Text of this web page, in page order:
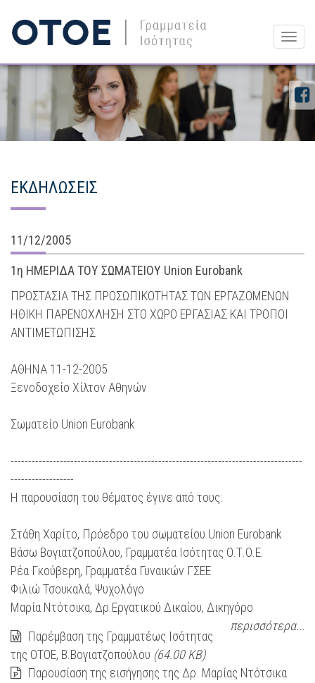
ΕΚΔΗΛΩΣΕΙΣ
11/12/2005
1η ΗΜΕΡΙΔΑ ΤΟΥ ΣΩΜΑΤΕΙΟΥ Union Eurobank
ΠΡΟΣΤΑΣΙΑ ΤΗΣ ΠΡΟΣΩΠΙΚΟΤΗΤΑΣ ΤΩΝ ΕΡΓΑΖΟΜΕΝΩΝ
ΗΘΙΚΗ ΠΑΡΕΝΟΧΛΗΣΗ ΣΤΟ ΧΩΡΟ ΕΡΓΑΣΙΑΣ ΚΑΙ ΤΡΟΠΟΙ
ΑΝΤΙΜΕΤΩΠΙΣΗΣ
ΑΘΗΝΑ 11-12-2005
Ξενοδοχείο Χίλτον Αθηνών
Σωματείο Union Eurobank
-----------------------------------------------------------------------------------
------------------
Η παρουσίαση του θέματος έγινε από τους:
Στάθη Χαρίτο, Πρόεδρο του σωματείου Union Eurobank
Βάσω Βογιατζοπούλου, Γραμματέα Ισότητας Ο.Τ.Ο.Ε.
Ρέα Γκούβερη, Γραμματέα Γυναικών ΓΣΕΕ
Φιλιώ Τσουκαλά, Ψυχολόγο
Μαρία Ντότσικα, Δρ.Εργατικού Δικαίου, Δικηγόρο
περισσότερα...
Παρέμβαση της Γραμματέως Ισότητας
της ΟΤΟΕ, Β.Βογιατζοπούλου (64.00 KB)
Παρουσίαση της εισήγησης της Δρ. Μαρίας Ντότσικα